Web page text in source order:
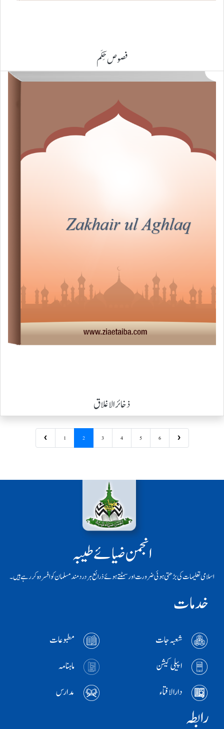
فصوص حِکَم
ذخائر الاغلاق
❮ 1 2 3 4 5 6 ❯
انجمن ضیائے طیبہ
اسلامی تعلیمات کی بڑھتی ہوئی ضرورت اور سمٹتے ہوئے ذرائع ہر دردمند مسلمان کو افسردہ کر رہے ہیں۔
خدمات
شعبہ جات
مطبوعات
اپیلی کیشن
ماہنامہ
دارالافتاء
مدارس
رابطہ